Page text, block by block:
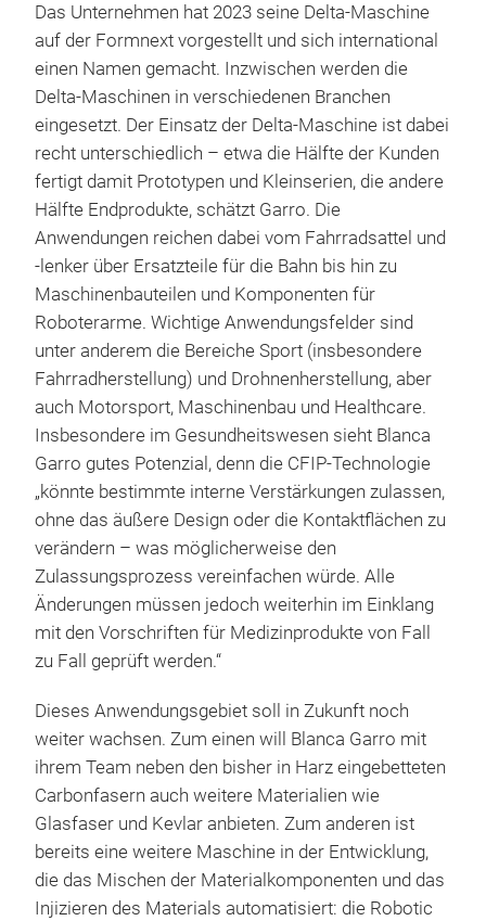
Das Unternehmen hat 2023 seine Delta-Maschine
auf der Formnext vorgestellt und sich international
einen Namen gemacht. Inzwischen werden die
Delta-Maschinen in verschiedenen Branchen
eingesetzt. Der Einsatz der Delta-Maschine ist dabei
recht unterschiedlich – etwa die Hälfte der Kunden
fertigt damit Prototypen und Kleinserien, die andere
Hälfte Endprodukte, schätzt Garro. Die
Anwendungen reichen dabei vom Fahrradsattel und
-lenker über Ersatzteile für die Bahn bis hin zu
Maschinenbauteilen und Komponenten für
Roboterarme. Wichtige Anwendungsfelder sind
unter anderem die Bereiche Sport (insbesondere
Fahrradherstellung) und Drohnenherstellung, aber
auch Motorsport, Maschinenbau und Healthcare.
Insbesondere im Gesundheitswesen sieht Blanca
Garro gutes Potenzial, denn die CFIP-Technologie
„könnte bestimmte interne Verstärkungen zulassen,
ohne das äußere Design oder die Kontaktflächen zu
verändern – was möglicherweise den
Zulassungsprozess vereinfachen würde. Alle
Änderungen müssen jedoch weiterhin im Einklang
mit den Vorschriften für Medizinprodukte von Fall
zu Fall geprüft werden.“
Dieses Anwendungsgebiet soll in Zukunft noch
weiter wachsen. Zum einen will Blanca Garro mit
ihrem Team neben den bisher in Harz eingebetteten
Carbonfasern auch weitere Materialien wie
Glasfaser und Kevlar anbieten. Zum anderen ist
bereits eine weitere Maschine in der Entwicklung,
die das Mischen der Materialkomponenten und das
Injizieren des Materials automatisiert: die Robotic